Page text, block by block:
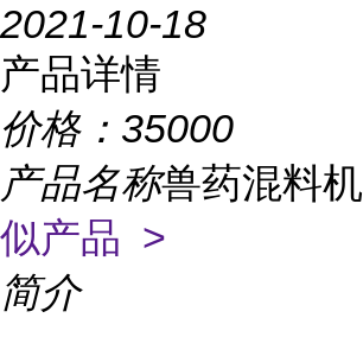
2021-10-18
产品详情
价格： 35000
产品名称兽药混料机
似产品 >
简介